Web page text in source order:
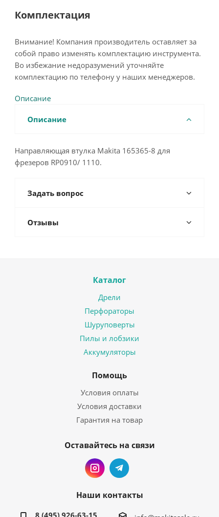
Комплектация
Внимание! Компания производитель оставляет за
собой право изменять комплектацию инструмента.
Во избежание недоразумений уточняйте
комплектацию по телефону у наших менеджеров.
Описание
Описание
Направляющая втулка Makita 165365-8 для
фрезеров RP0910/ 1110.
Задать вопрос
Отзывы
Каталог
Дрели
Перфораторы
Шуруповерты
Пилы и лобзики
Аккумуляторы
Помощь
Условия оплаты
Условия доставки
Гарантия на товар
Оставайтесь на связи
Наши контакты
8 (495) 926-63-15